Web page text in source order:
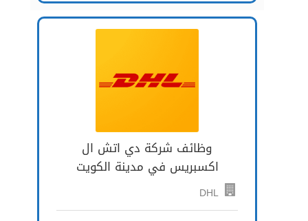
وظائف شركة دي اتش ال
اكسبريس في مدينة الكويت
DHL